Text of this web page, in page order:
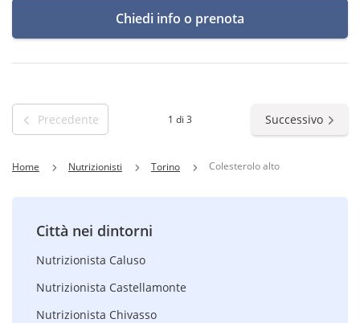
Chiedi info o prenota
Precedente 1 di 3 Successivo
Home Nutrizionisti Torino Colesterolo alto
Città nei dintorni
Nutrizionista Caluso
Nutrizionista Castellamonte
Nutrizionista Chivasso